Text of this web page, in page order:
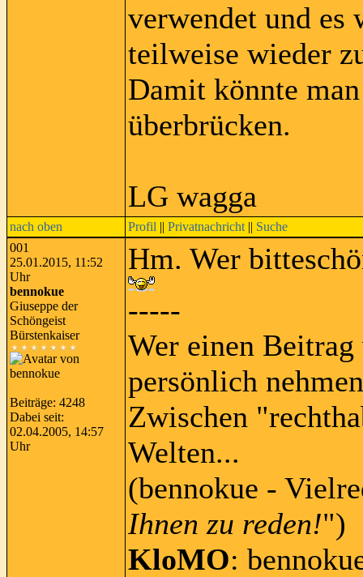
verwendet und es
teilweise wieder
Damit könnte
überbrücken.
LG wagga
nach oben Profil || Privatnachricht || Suche
001
25.01.2015, 11:52
Uhr
bennokue
Giuseppe der
Schöngeist
Bürstenkaiser
Beiträge: 4248
Dabei seit:
02.04.2005, 14:57
Uhr
Hm. Wer
-----
Wer einen
persönlich
Zwischen
Welten...
(bennokue -
Ihnen zu reden!")
KloMO: